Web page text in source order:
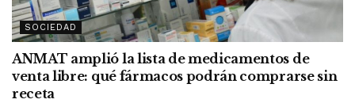
SOCIEDAD
ANMAT amplió la lista de medicamentos de
venta libre: qué fármacos podrán comprarse sin
receta